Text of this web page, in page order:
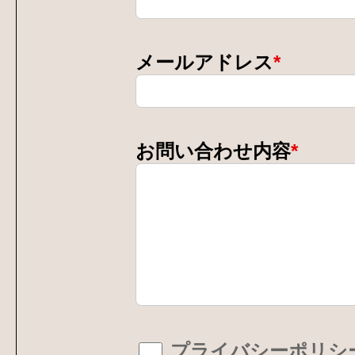
メールアドレス*
お問い合わせ内容*
プライバシーポリシ